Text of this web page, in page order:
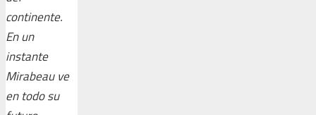
continente.
En un
instante
Mirabeau ve
en todo su